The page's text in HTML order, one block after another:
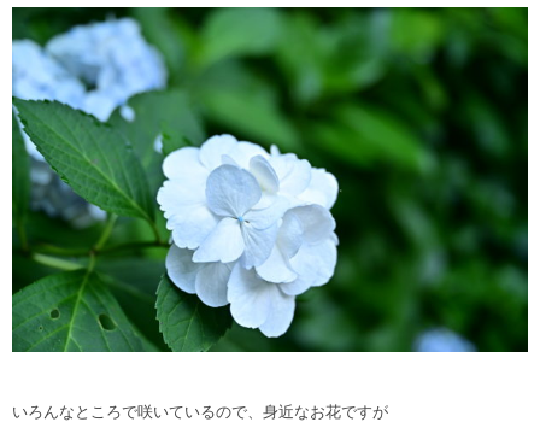
いろんなところで咲いているので、身近なお花ですが